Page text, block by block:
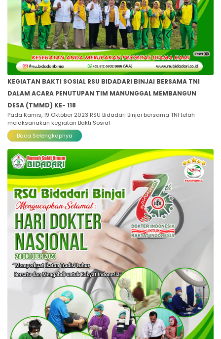
KEGIATAN BAKTI SOSIAL RSU BIDADARI BINJAI BERSAMA TNI
DALAM ACARA PENUTUPAN TIM MANUNGGAL MEMBANGUN
DESA (TMMD) KE- 118
Pada Kamis, 19 Oktober 2023 RSU Bidadari Binjai bersama TNI telah
melaksanakan kegiatan Bakti Sosial
Baca Selengkapnya